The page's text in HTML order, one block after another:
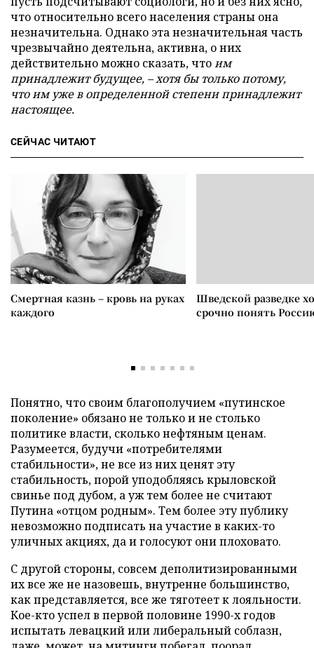
что относительно всего населения страны она
незначительна. Однако эта незначительная часть
чрезвычайно деятельна, активна, о них
действительно можно сказать, чтоим
принадлежит будущее, – хотя бы только потому,
что им уже в определенной степени принадлежит
настоящее.
СЕЙЧАС ЧИТАЮТ
Смертная казнь – кровь на руках
каждого
Шведской разведке
срочно понять
Понятно, что своим благополучием «путинское
поколение» обязано не только и не столько
политике власти, сколько нефтяным ценам.
Разумеется, будучи «потребителями
стабильности», не все из них ценят эту
стабильность, порой уподобляясь крыловской
свинье под дубом, а уж тем более не считают
Путина «отцом родным». Тем более эту публику
невозможно подписать на участие в каких-то
уличных акциях, да и голосуют они плоховато.
С другой стороны, совсем деполитизированными
их все же не назовешь, внутренне большинство,
как представляется, все же тяготеет к лояльности.
Кое-кто успел в первой половине 1990-х годов
испытать левацкий или либеральный соблазн,